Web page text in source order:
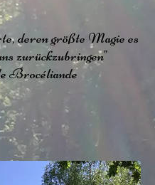
deren größte Magie es
zurückzubringen"
Brocéliande